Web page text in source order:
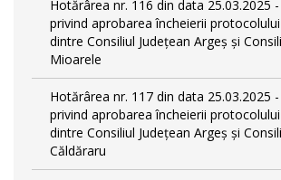
Hotărârea nr. 116 din data 25.03.2025
privind aprobarea încheierii
dintre Consiliul Județean Argeș și
Mioarele
Hotărârea nr. 117 din data 25.03.2025
privind aprobarea încheierii
dintre Consiliul Județean Argeș și
Căldăraru